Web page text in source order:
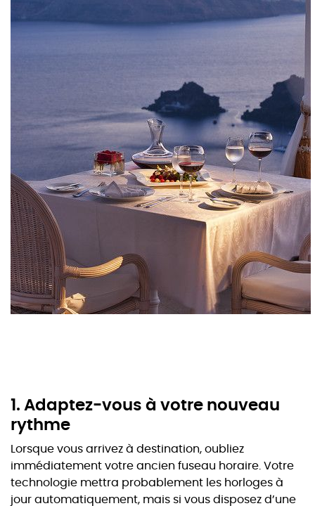
1. Adaptez-vous à votre nouveau
rythme
Lorsque vous arrivez à destination, oubliez
immédiatement votre ancien fuseau horaire. Votre
technologie mettra probablement les horloges à
jour automatiquement, mais si vous disposez d’une